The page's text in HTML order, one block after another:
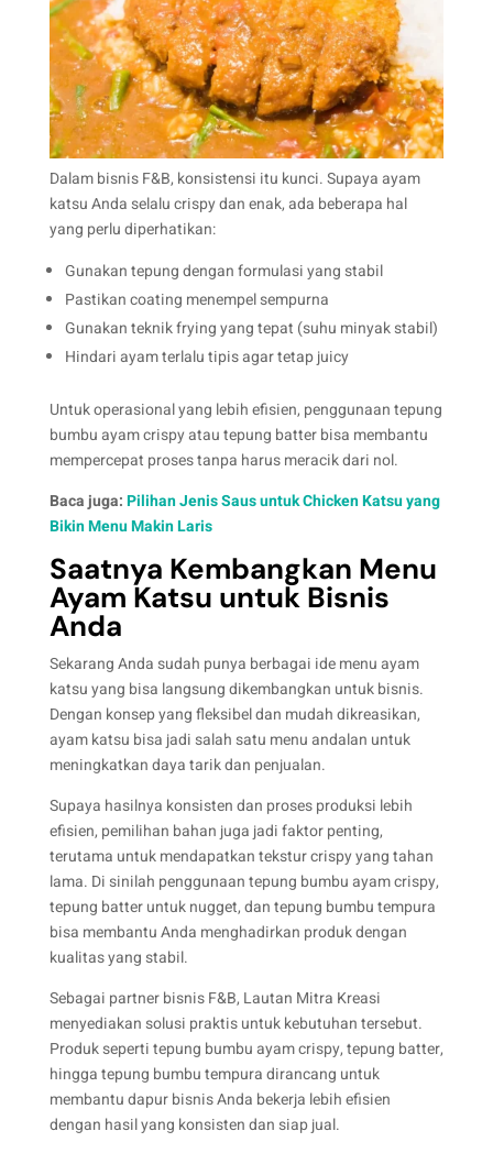
Dalam bisnis F&B, konsistensi itu kunci. Supaya ayam
katsu Anda selalu crispy dan enak, ada beberapa hal
yang perlu diperhatikan:
Gunakan tepung dengan formulasi yang stabil
Pastikan coating menempel sempurna
Gunakan teknik frying yang tepat (suhu minyak stabil)
Hindari ayam terlalu tipis agar tetap juicy
Untuk operasional yang lebih efisien, penggunaan tepung
bumbu ayam crispy atau tepung batter bisa membantu
mempercepat proses tanpa harus meracik dari nol.
Baca juga:Pilihan Jenis Saus untuk Chicken Katsu yang
Bikin Menu Makin Laris
Saatnya Kembangkan Menu
Ayam Katsu untuk Bisnis
Anda
Sekarang Anda sudah punya berbagai ide menu ayam
katsu yang bisa langsung dikembangkan untuk bisnis.
Dengan konsep yang fleksibel dan mudah dikreasikan,
ayam katsu bisa jadi salah satu menu andalan untuk
meningkatkan daya tarik dan penjualan.
Supaya hasilnya konsisten dan proses produksi lebih
efisien, pemilihan bahan juga jadi faktor penting,
terutama untuk mendapatkan tekstur crispy yang tahan
lama. Di sinilah penggunaan tepung bumbu ayam crispy,
tepung batter untuk nugget, dan tepung bumbu tempura
bisa membantu Anda menghadirkan produk dengan
kualitas yang stabil.
Sebagai partner bisnis F&B, Lautan Mitra Kreasi
menyediakan solusi praktis untuk kebutuhan tersebut.
Produk seperti tepung bumbu ayam crispy, tepung batter,
hingga tepung bumbu tempura dirancang untuk
membantu dapur bisnis Anda bekerja lebih efisien
dengan hasil yang konsisten dan siap jual.